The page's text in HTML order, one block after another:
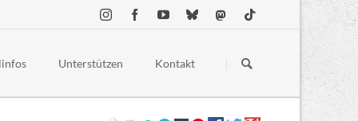
überspringen
Unterstützen Kontakt